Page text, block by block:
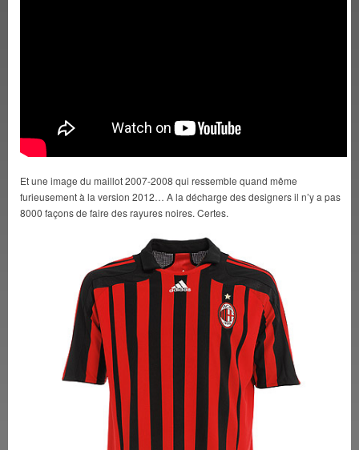
Et une image du maillot 2007-2008 qui ressemble quand même
furieusement à la version 2012… A la décharge des designers il n’y a pas
8000 façons de faire des rayures noires. Certes.